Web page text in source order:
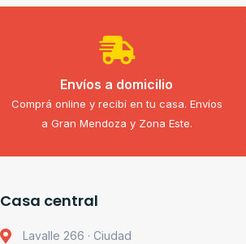
Envíos a domicilio
Comprá online y recibí en tu casa. Envíos
a Gran Mendoza y Zona Este.
Casa central
Lavalle 266 · Ciudad